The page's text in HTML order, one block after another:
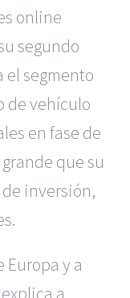
online
segundo
el segmento
de vehículo
en fase de
que su
inversión,
Europa y a
a